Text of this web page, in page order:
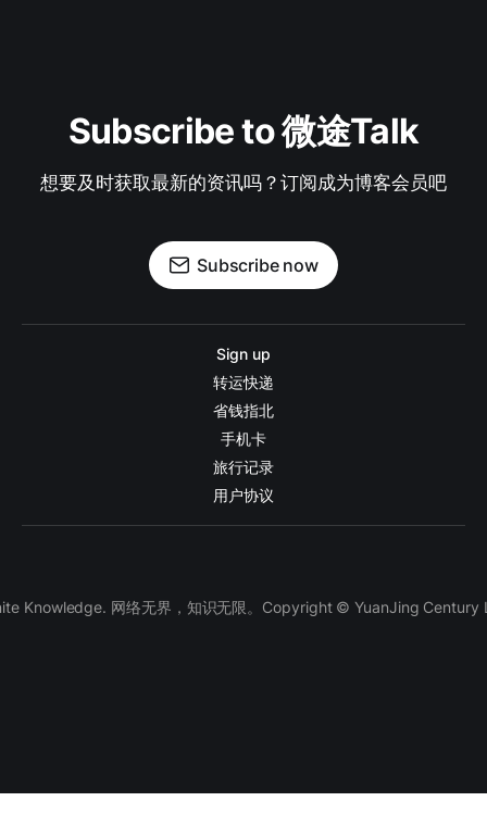
Subscribe to 微途Talk
想要及时获取最新的资讯吗？订阅成为博客会员吧
Subscribe now
Sign up
转运快递
省钱指北
手机卡
旅行记录
用户协议
Knowledge. 网络无界，知识无限。Copyright © YuanJing Century